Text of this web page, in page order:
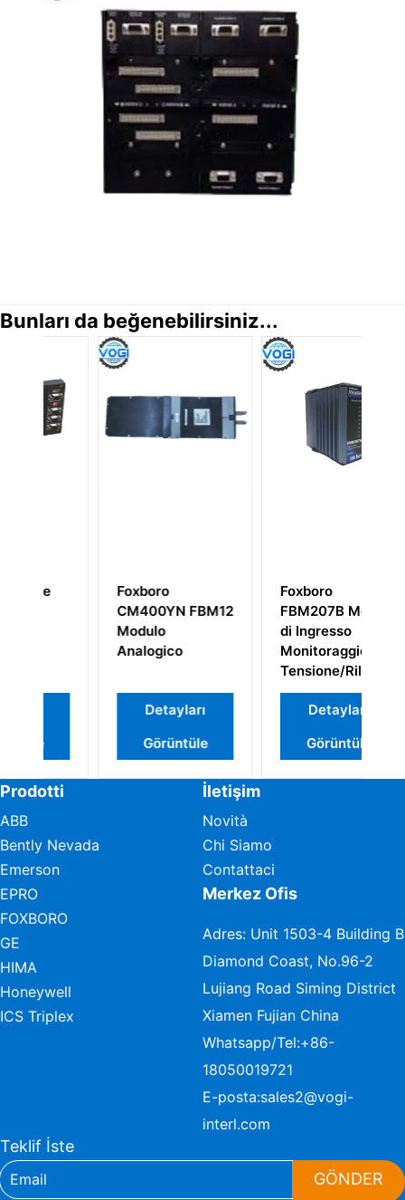
Bunları da beğenebilirsiniz...
Foxboro
FBM207B Moduli
di Ingresso
Monitoraggio
Contatti
Detayları
Görüntüle
Foxboro
P0973CN
Modüler Analog
Giriş Modülü
Detayları
Görüntüle
Prodotti
ABB
Bently Nevada
Emerson
EPRO
FOXBORO
GE
HIMA
Honeywell
ICS Triplex
İletişim
Novità
Chi Siamo
Contattaci
Merkez Ofis
Adres: Unit 1503-4 Building B
Diamond Coast, No.96-2
Lujiang Road Siming District
Xiamen Fujian China
Whatsapp/Tel:+86-
18050019721
E-posta:sales2@vogi-
interl.com
Teklif İste
GÖNDER